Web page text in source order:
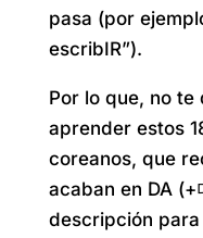
pasa (por
escribIR”).
Por lo que, no te
aprender estos
coreanos, que
acaban en DA
descripción